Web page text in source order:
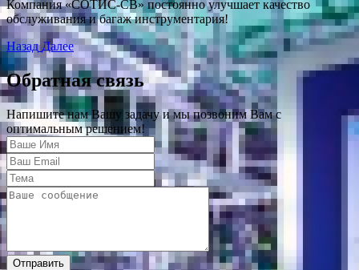
Компания «СОТИС-СВ» постоянно улучшает качество
обслуживания и багаж инструментария!
Назад Далее
Обратная связь
Напишите нам Вашу задачу и мы позвоним Вам с
оптимальным решением!
Отправить